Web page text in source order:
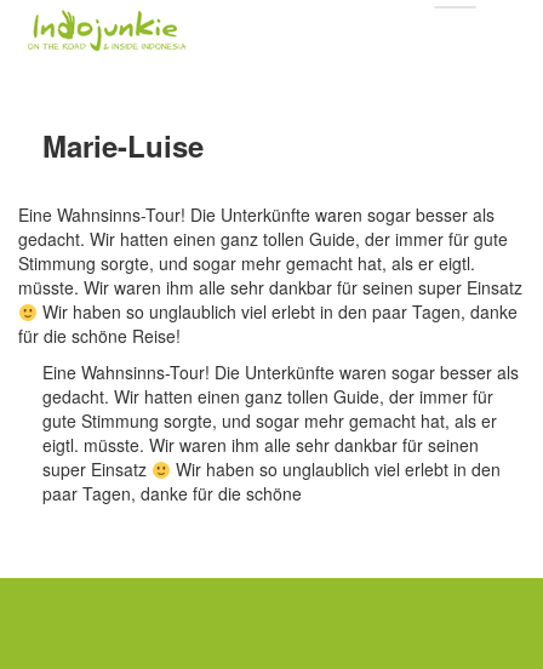
Marie-Luise
Eine Wahnsinns-Tour! Die Unterkünfte waren sogar besser als
gedacht. Wir hatten einen ganz tollen Guide, der immer für gute
Stimmung sorgte, und sogar mehr gemacht hat, als er eigtl.
müsste. Wir waren ihm alle sehr dankbar für seinen super Einsatz
Wir haben so unglaublich viel erlebt in den paar Tagen, danke
für die schöne Reise!
Eine Wahnsinns-Tour! Die Unterkünfte waren sogar besser als
gedacht. Wir hatten einen ganz tollen Guide, der immer für
gute Stimmung sorgte, und sogar mehr gemacht hat, als er
eigtl. müsste. Wir waren ihm alle sehr dankbar für seinen
super Einsatz
Wir haben so unglaublich viel erlebt in den
paar Tagen, danke für die schöne